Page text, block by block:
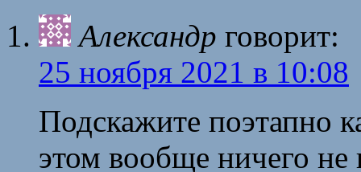
Александр говорит:
25 ноября 2021 в 10:08
Подскажите поэтапно
этом вообще ничего не